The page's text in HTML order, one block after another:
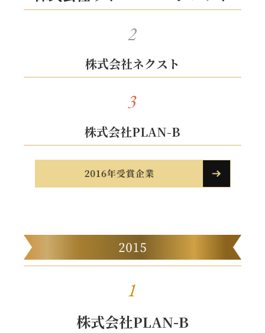
2
株式会社ネクスト
3
株式会社PLAN-B
1
株式会社PLAN-B